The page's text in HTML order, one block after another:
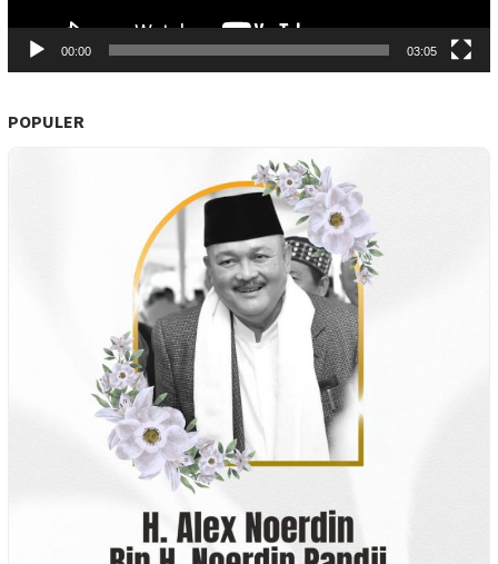
00:00 03:05
POPULER